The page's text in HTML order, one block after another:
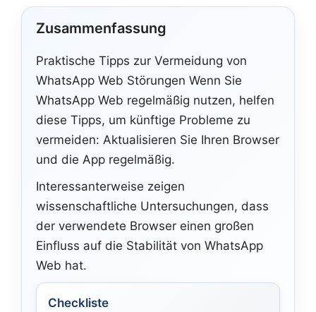
Zusammenfassung
Praktische Tipps zur Vermeidung von
WhatsApp Web Störungen Wenn Sie
WhatsApp Web regelmäßig nutzen, helfen
diese Tipps, um künftige Probleme zu
vermeiden: Aktualisieren Sie Ihren Browser
und die App regelmäßig.
Interessanterweise zeigen
wissenschaftliche Untersuchungen, dass
der verwendete Browser einen großen
Einfluss auf die Stabilität von WhatsApp
Web hat.
Checkliste